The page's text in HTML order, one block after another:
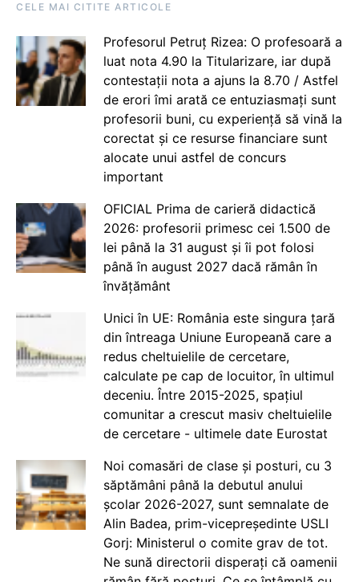
CELE MAI CITITE ARTICOLE
Profesorul Petruț Rizea: O profesoară a
luat nota 4.90 la Titularizare, iar după
contestații nota a ajuns la 8.70 / Astfel
de erori îmi arată ce entuziasmați sunt
profesorii buni, cu experiență să vină la
corectat și ce resurse financiare sunt
alocate unui astfel de concurs
important
OFICIAL Prima de carieră didactică
2026: profesorii primesc cei 1.500 de
lei până la 31 august și îi pot folosi
până în august 2027 dacă rămân în
învățământ
Unici în UE: România este singura țară
din întreaga Uniune Europeană care a
redus cheltuielile de cercetare,
calculate pe cap de locuitor, în ultimul
deceniu. Între 2015-2025, spațiul
comunitar a crescut masiv cheltuielile
de cercetare - ultimele date Eurostat
Noi comasări de clase și posturi, cu 3
săptămâni până la debutul anului
școlar 2026-2027, sunt semnalate de
Alin Badea, prim-vicepreședinte USLI
Gorj: Ministerul o comite grav de tot.
Ne sună directorii disperați că oamenii